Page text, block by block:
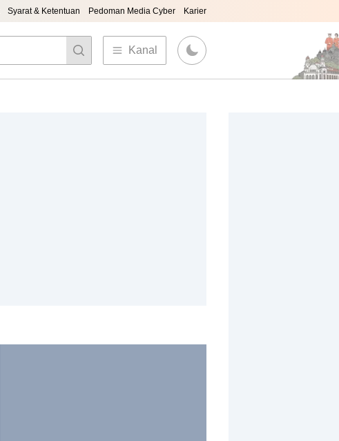
Syarat & Ketentuan Pedoman Media Cyber Karier
Kanal